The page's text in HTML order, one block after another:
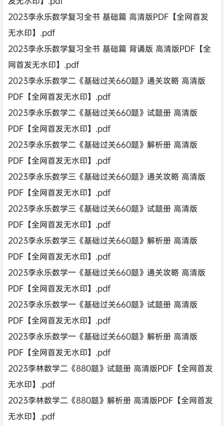
2023李永乐数学复习全书 基础篇 高清版PDF【全网首发
无水印】.pdf
2023李永乐数学复习全书 基础篇 背诵版 高清版PDF【全
网首发无水印】.pdf
2023李永乐数学二《基础过关660题》通关攻略 高清版
PDF【全网首发无水印】.pdf
2023李永乐数学二《基础过关660题》试题册 高清版
PDF【全网首发无水印】.pdf
2023李永乐数学二《基础过关660题》解析册 高清版
PDF【全网首发无水印】.pdf
2023李永乐数学三《基础过关660题》通关攻略 高清版
PDF【全网首发无水印】.pdf
2023李永乐数学三《基础过关660题》试题册 高清版
PDF【全网首发无水印】.pdf
2023李永乐数学三《基础过关660题》解析册 高清版
PDF【全网首发无水印】.pdf
2023李永乐数学一《基础过关660题》通关攻略 高清版
PDF【全网首发无水印】.pdf
2023李永乐数学一《基础过关660题》试题册 高清版
PDF【全网首发无水印】.pdf
2023李永乐数学一《基础过关660题》解析册 高清版
PDF【全网首发无水印】.pdf
2023李林数学二《880题》试题册 高清版PDF【全网首发
无水印】.pdf
2023李林数学二《880题》解析册 高清版PDF【全网首发
无水印】.pdf